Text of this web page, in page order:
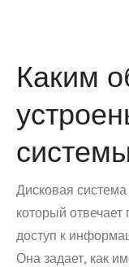
Каким
Дисковая
который
доступ к
Она задает, как